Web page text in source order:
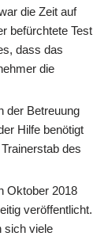
die Zeit auf
befürchtete Test
dass das
die
der Betreuung
Hilfe benötigt
des
Oktober 2018
veröffentlicht.
sich viele